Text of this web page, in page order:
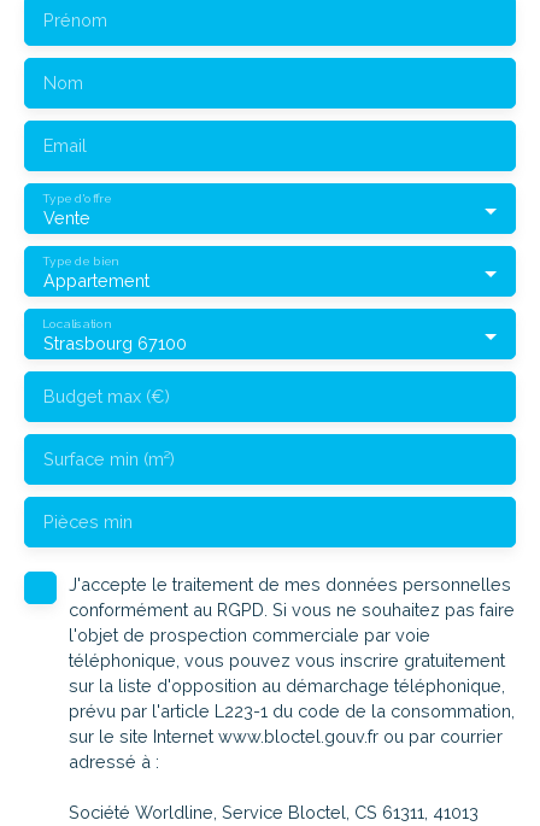
Prénom
Nom
Email
Vente
Type d'offre
Appartement
Type de bien
Strasbourg 67100
Localisation
Budget max (€)
Surface min (m²)
Pièces min
J'accepte le traitement de mes données personnelles
conformément au RGPD. Si vous ne souhaitez pas faire
l'objet de prospection commerciale par voie
téléphonique, vous pouvez vous inscrire gratuitement
sur la liste d'opposition au démarchage téléphonique,
prévu par l'article L223-1 du code de la consommation,
sur le site Internet www.bloctel.gouv.fr ou par courrier
adressé à :
Société Worldline, Service Bloctel, CS 61311, 41013